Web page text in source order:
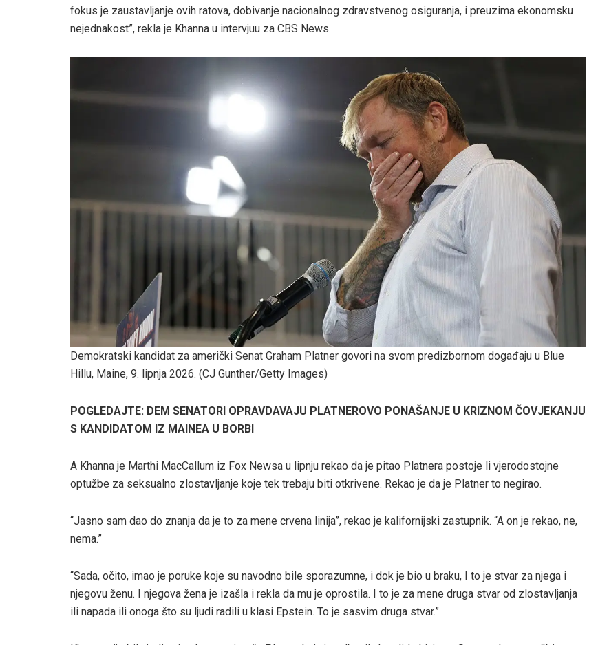
fokus je zaustavljanje ovih ratova, dobivanje nacionalnog zdravstvenog osiguranja, i preuzima ekonomsku
nejednakost”, rekla je Khanna u intervjuu za CBS News.
Demokratski kandidat za američki Senat Graham Platner govori na svom predizbornom događaju u Blue
Hillu, Maine, 9. lipnja 2026. (CJ Gunther/Getty Images)
POGLEDAJTE: DEM SENATORI OPRAVDAVAJU PLATNEROVO PONAŠANJE U KRIZNOM ČOVJEKANJU
S KANDIDATOM IZ MAINEA U BORBI
A Khanna je Marthi MacCallum iz Fox Newsa u lipnju rekao da je pitao Platnera postoje li vjerodostojne
optužbe za seksualno zlostavljanje koje tek trebaju biti otkrivene. Rekao je da je Platner to negirao.
“Jasno sam dao do znanja da je to za mene crvena linija”, rekao je kalifornijski zastupnik. “A on je rekao, ne,
nema.”
“Sada, očito, imao je poruke koje su navodno bile sporazumne, i dok je bio u braku, I to je stvar za njega i
njegovu ženu. I njegova žena je izašla i rekla da mu je oprostila. I to je za mene druga stvar od zlostavljanja
ili napada ili onoga što su ljudi radili u klasi Epstein. To je sasvim druga stvar.”